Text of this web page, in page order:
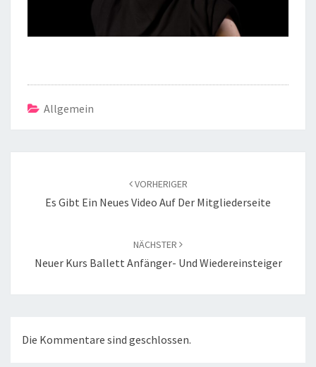
Allgemein
VORHERIGER
Es Gibt Ein Neues Video Auf Der Mitgliederseite
NÄCHSTER
Neuer Kurs Ballett Anfänger- Und Wiedereinsteiger
Die Kommentare sind geschlossen.